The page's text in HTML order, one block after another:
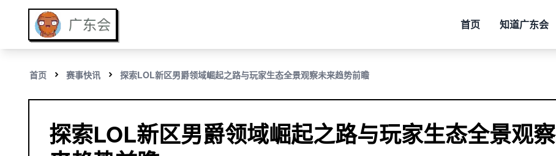
首页 知道广东会
首页 赛事快讯 探索LOL新区男爵领域崛起之路与玩家生态全景观察未来趋势前瞻
探索LOL新区男爵领域崛起之路与玩家生态全景观